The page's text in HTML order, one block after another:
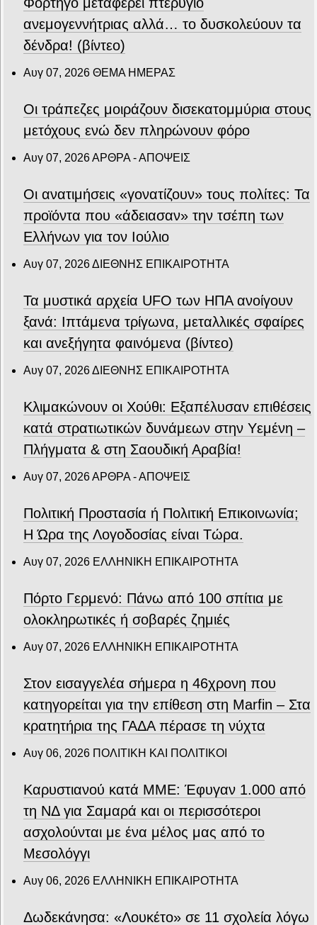
ανεμογεννήτριας αλλά… το δυσκολεύουν τα
δένδρα! (βίντεο)
Αυγ 07, 2026 ΘΕΜΑ ΗΜΕΡΑΣ
Οι τράπεζες μοιράζουν δισεκατομμύρια στους
μετόχους ενώ δεν πληρώνουν φόρο
Αυγ 07, 2026ΑΡΘΡΑ - ΑΠΟΨΕΙΣ
Οι ανατιμήσεις «γονατίζουν» τους πολίτες: Τα
προϊόντα που «άδειασαν» την τσέπη των
Ελλήνων για τον Ιούλιο
Αυγ 07, 2026ΔΙΕΘΝΗΣ ΕΠΙΚΑΙΡΟΤΗΤΑ
Τα μυστικά αρχεία UFO των ΗΠΑ ανοίγουν
ξανά: Ιπτάμενα τρίγωνα, μεταλλικές σφαίρες
και ανεξήγητα φαινόμενα (βίντεο)
Αυγ 07, 2026ΔΙΕΘΝΗΣ ΕΠΙΚΑΙΡΟΤΗΤΑ
Κλιμακώνουν οι Χούθι: Eξαπέλυσαν επιθέσεις
κατά στρατιωτικών δυνάμεων στην Υεμένη –
Πλήγματα & στη Σαουδική Αραβία!
Αυγ 07, 2026ΑΡΘΡΑ - ΑΠΟΨΕΙΣ
Πολιτική Προστασία ή Πολιτική Επικοινωνία;
Η Ώρα της Λογοδοσίας είναι Τώρα.
Αυγ 07, 2026 ΕΛΛΗΝΙΚΗ ΕΠΙΚΑΙΡΟΤΗΤΑ
Πόρτο Γερμενό: Πάνω από 100 σπίτια με
ολοκληρωτικές ή σοβαρές ζημιές
Αυγ 07, 2026 ΕΛΛΗΝΙΚΗ ΕΠΙΚΑΙΡΟΤΗΤΑ
Στον εισαγγελέα σήμερα η 46χρονη που
κατηγορείται για την επίθεση στη Marfin – Στα
κρατητήρια της ΓΑΔΑ πέρασε τη νύχτα
Αυγ 06, 2026 ΠΟΛΙΤΙΚΗ ΚΑΙ ΠΟΛΙΤΙΚΟΙ
Καρυστιανού κατά ΜΜΕ: Έφυγαν 1.000 από
τη ΝΔ για Σαμαρά και οι περισσότεροι
ασχολούνται με ένα μέλος μας από το
Μεσολόγγι
Αυγ 06, 2026 ΕΛΛΗΝΙΚΗ ΕΠΙΚΑΙΡΟΤΗΤΑ
Δωδεκάνησα: «Λουκέτο» σε 11 σχολεία λόγω